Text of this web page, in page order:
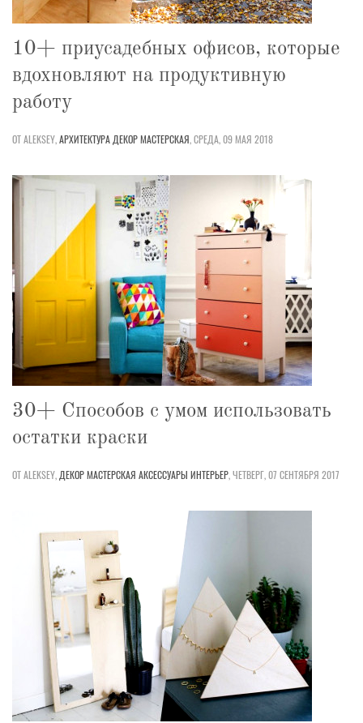
10+ приусадебных офисов, которые
вдохновляют на продуктивную
работу
ОТ ALEKSEY,АРХИТЕКТУРА ДЕКОРМАСТЕРСКАЯ,СРЕДА, 09 МАЯ 2018
30+ Способов с умом использовать
остатки краски
ОТ ALEKSEY, ДЕКОРМАСТЕРСКАЯ АКСЕССУАРЫ ИНТЕРЬЕР,ЧЕТВЕРГ, 07 СЕНТЯБРЯ 2017